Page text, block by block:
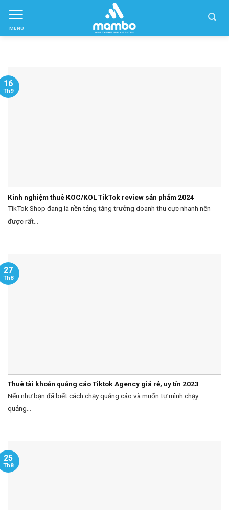
ctent
MENU
Kinh nghiệm thuê KOC/KOL TikTok review sản phẩm 2024
TikTok Shop đang là nền tảng tăng trưởng doanh thu cực nhanh nên
được rất...
16
Th9
Thuê tài khoản quảng cáo Tiktok Agency giá rẻ, uy tín 2023
Nếu như bạn đã biết cách chạy quảng cáo và muốn tự mình chạy
quảng...
27
Th8
25
Th8